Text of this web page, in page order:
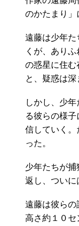
のかたまり」
遠藤は少年た
くが、あり
の惑星に住
と、疑惑は深
しかし、少
る彼らの様
信していく
った。
少年たちが捕
返し、ついに
遠藤は彼らの
高さ約１０